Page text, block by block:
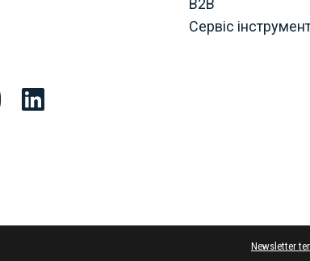
B2B
Сервіс
Newsletter